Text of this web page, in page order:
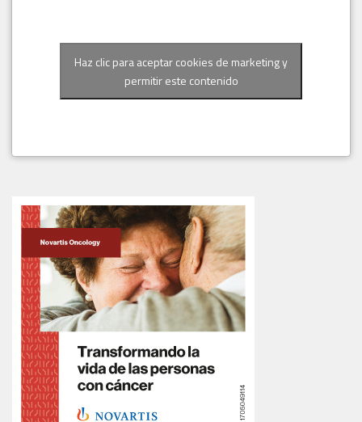
Haz clic para aceptar cookies de marketing y
permitir este contenido